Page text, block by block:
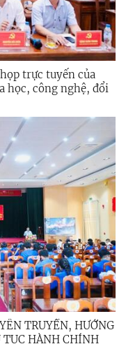
trực tuyến của
học, công nghệ, đổi
TRUYỀN, HƯỚNG
TỤC HÀNH CHÍNH